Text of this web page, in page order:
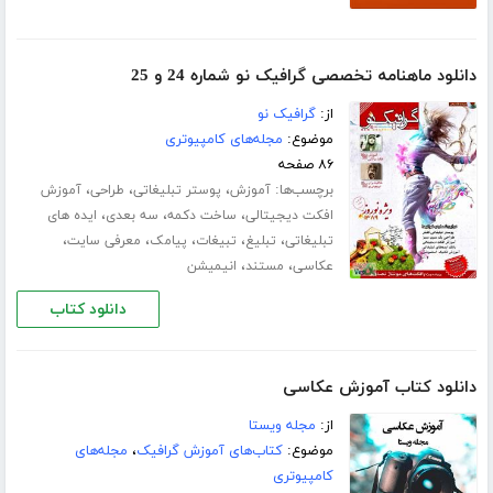
دانلود ماهنامه تخصصی گرافیک نو شماره 24 و 25
از:گرافیک نو
موضوع: مجله‌های کامپیوتری
۸۶ صفحه
برچسب‌ها:آموزش، پوستر تبلیغاتی، طراحی،آموزش
افکت دیجیتالی، ساخت دکمه، سه بعدی، ایده های
تبلیغاتی، تبلیغ، تبیغات، پیامک، معرفی سایت،
عکاسی، مستند، انیمیشن
دانلود کتاب
دانلود کتاب آموزش عکاسی
از: مجله ویستا
موضوع:کتاب‌های آموزش گرافیک، مجله‌های
کامپیوتری